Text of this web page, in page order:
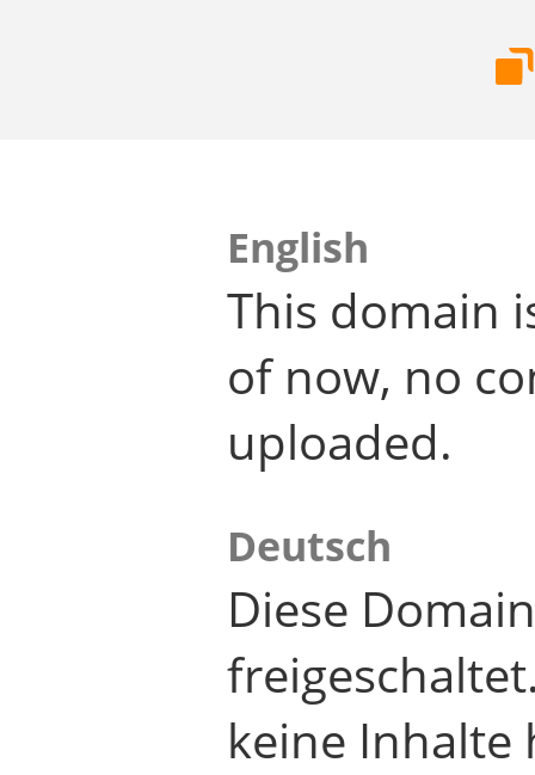
English
This domain
of now, no
uploaded.
Deutsch
Diese
keine Inhalte